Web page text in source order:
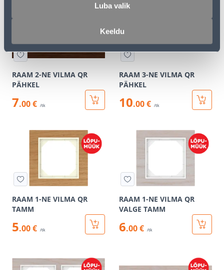
Luba valik
Keeldu
RAAM 2-NE VILMA QR
PÄHKEL
7.00 € /tk
RAAM 3-NE VILMA QR
PÄHKEL
10.00 € /tk
RAAM 1-NE VILMA QR
TAMM
5.00 € /tk
RAAM 1-NE VILMA QR
VALGE TAMM
6.00 € /tk